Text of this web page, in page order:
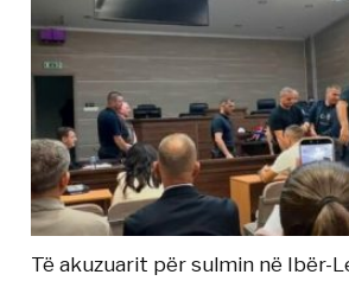
Të akuzuarit për sulmin në Ibër-